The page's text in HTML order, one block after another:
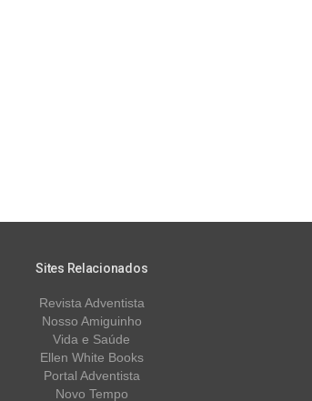
Sites Relacionados
Revista Adventista
Nosso Amiguinho
Vida e Saúde
Ellen White Books
Portal Adventista
Novo Tempo